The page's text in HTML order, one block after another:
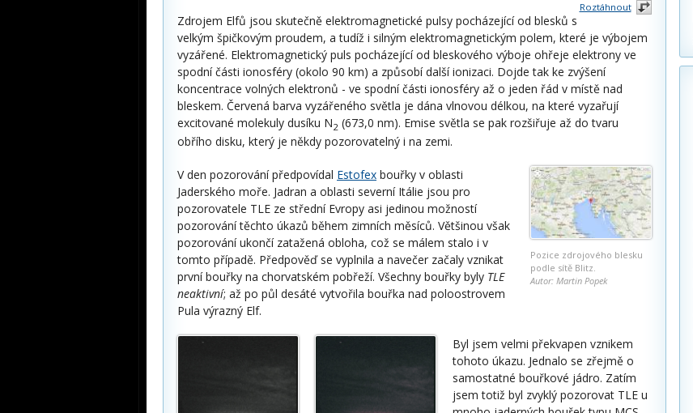
Roztáhnout
Zdrojem Elfů jsou skutečně elektromagnetické pulsy pocházející od blesků s
velkým špičkovým proudem, a tudíž i silným elektromagnetickým polem, které je výbojem
vyzářené. Elektromagnetický puls pocházející od bleskového výboje ohřeje elektrony ve
spodní části ionosféry (okolo 90 km) a způsobí další ionizaci. Dojde tak ke zvýšení
koncentrace volných elektronů - ve spodní části ionosféry až o jeden řád v místě nad
bleskem. Červená barva vyzářeného světla je dána vlnovou délkou, na které vyzařují
excitované molekuly dusíku N2 (673,0 nm). Emise světla se pak rozšiřuje až do tvaru
obřího disku, který je někdy pozorovatelný i na zemi.
Pozice zdrojového blesku
podle sítě Blitz.
Autor: Martin Popek
V den pozorování předpovídal Estofex bouřky v oblasti
Jaderského moře. Jadran a oblasti severní Itálie jsou pro
pozorovatele TLE ze střední Evropy asi jedinou možností
pozorování těchto úkazů během zimních měsíců. Většinou však
pozorování ukončí zatažená obloha, což se málem stalo i v
tomto případě. Předpověď se vyplnila a navečer začaly vznikat
první bouřky na chorvatském pobřeží. Všechny bouřky byly TLE
neaktivní; až po půl desáté vytvořila bouřka nad poloostrovem
Pula výrazný Elf.
Byl jsem velmi překvapen vznikem
tohoto úkazu. Jednalo se zřejmě o
samostatné bouřkové jádro. Zatím
jsem totiž byl zvyklý pozorovat TLE u